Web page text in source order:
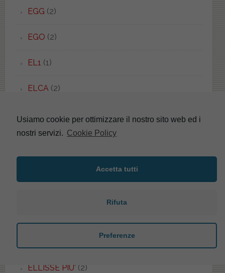
EGG (2)
EGO (2)
EL1 (1)
ELCA(2)
ELEGANT
ELLISSE PIU' (2)
Usiamo cookie per ottimizzare il nostro sito web ed i
nostri servizi. Cookie Policy
Accetta tutti
Rifuta
Preferenze